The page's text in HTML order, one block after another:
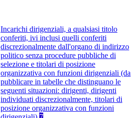
Incarichi dirigenziali, a qualsiasi titolo
conferiti, ivi inclusi quelli conferiti
discrezionalmente dall'organo di indirizzo
politico senza procedure pubbliche di
selezione e titolari di posizione
organizzativa con funzioni dirigenziali (da
pubblicare in tabelle che distinguano le
seguenti situazioni: dirigenti, dirigenti
individuati discrezionalmente, titolari di
posizione organizzativa con funzioni